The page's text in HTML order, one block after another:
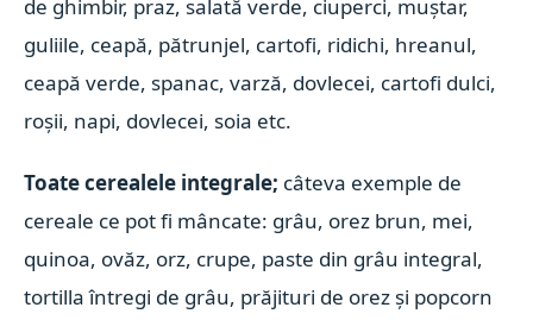
de ghimbir, praz, salată verde, ciuperci, muștar,
guliile, ceapă, pătrunjel, cartofi, ridichi, hreanul,
ceapă verde, spanac, varză, dovlecei, cartofi dulci,
roșii, napi, dovlecei, soia etc.
Toate cerealele integrale; câteva exemple de
cereale ce pot fi mâncate: grâu, orez brun, mei,
quinoa, ovăz, orz, crupe, paste din grâu integral,
tortilla întregi de grâu, prăjituri de orez și popcorn